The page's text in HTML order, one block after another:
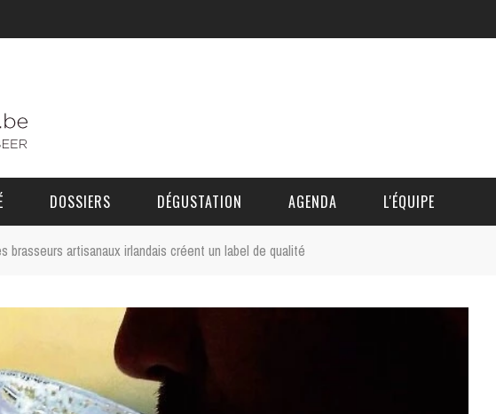
DOSSIERS DÉGUSTATION AGENDA L'ÉQUIPE
brasseurs artisanaux irlandais créent un label de qualité